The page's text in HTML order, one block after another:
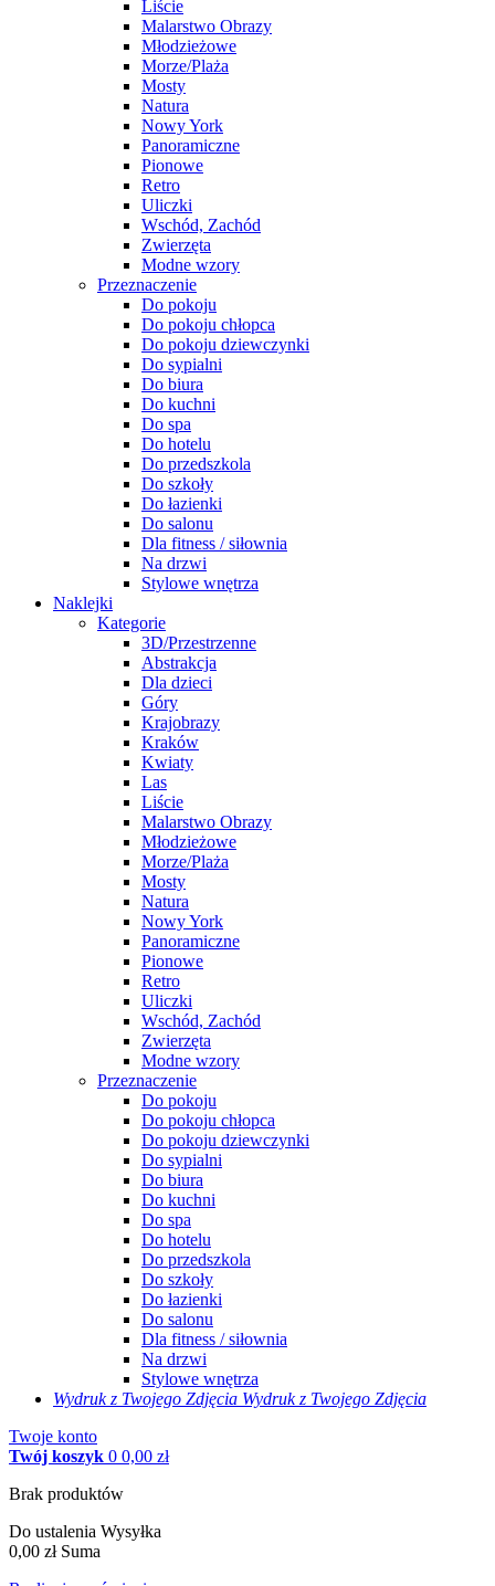
Liście
Malarstwo Obrazy
Młodzieżowe
Morze/Plaża
Mosty
Natura
Nowy York
Panoramiczne
Pionowe
Retro
Uliczki
Wschód, Zachód
Zwierzęta
Modne wzory
Przeznaczenie
Do pokoju
Do pokoju chłopca
Do pokoju dziewczynki
Do sypialni
Do biura
Do kuchni
Do spa
Do hotelu
Do przedszkola
Do szkoły
Do łazienki
Do salonu
Dla fitness / siłownia
Na drzwi
Stylowe wnętrza
Naklejki
Kategorie
3D/Przestrzenne
Abstrakcja
Dla dzieci
Góry
Krajobrazy
Kraków
Kwiaty
Las
Liście
Malarstwo Obrazy
Młodzieżowe
Morze/Plaża
Mosty
Natura
Nowy York
Panoramiczne
Pionowe
Retro
Uliczki
Wschód, Zachód
Zwierzęta
Modne wzory
Przeznaczenie
Do pokoju
Do pokoju chłopca
Do pokoju dziewczynki
Do sypialni
Do biura
Do kuchni
Do spa
Do hotelu
Do przedszkola
Do szkoły
Do łazienki
Do salonu
Dla fitness / siłownia
Na drzwi
Stylowe wnętrza
Wydruk z Twojego Zdjęcia Wydruk z Twojego Zdjęcia
Twoje konto
Twój koszyk 0 0,00 zł
Brak produktów
Do ustalenia Wysyłka
0,00 zł Suma